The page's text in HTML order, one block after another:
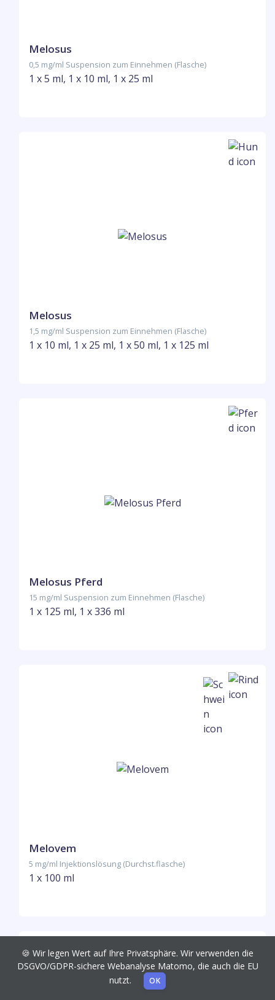
Melosus
0,5 mg/ml Suspension zum Einnehmen (Flasche)
1 x 5 ml, 1 x 10 ml, 1 x 25 ml
Melosus
1,5 mg/ml Suspension zum Einnehmen (Flasche)
1 x 10 ml, 1 x 25 ml, 1 x 50 ml, 1 x 125 ml
Melosus Pferd
15 mg/ml Suspension zum Einnehmen (Flasche)
1 x 125 ml, 1 x 336 ml
Melovem
5 mg/ml Injektionslösung (Durchst.flasche)
1 x 100 ml
🍪 Wir legen Wert auf Ihre Privatsphäre. Wir verwenden die
DSGVO/GDPR-sichere Webanalyse Matomo, die auch die EU
nutzt.
OK